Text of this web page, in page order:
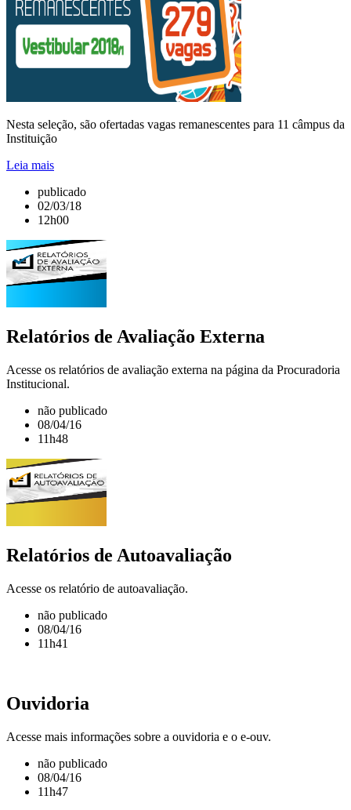
Nesta seleção, são ofertadas vagas remanescentes para 11 câmpus da
Instituição
Leia mais
publicado
02/03/18
12h00
Relatórios de Avaliação Externa
Acesse os relatórios de avaliação externa na página da Procuradoria
Institucional.
não publicado
08/04/16
11h48
Relatórios de Autoavaliação
Acesse os relatório de autoavaliação.
não publicado
08/04/16
11h41
Ouvidoria
Acesse mais informações sobre a ouvidoria e o e-ouv.
não publicado
08/04/16
11h47